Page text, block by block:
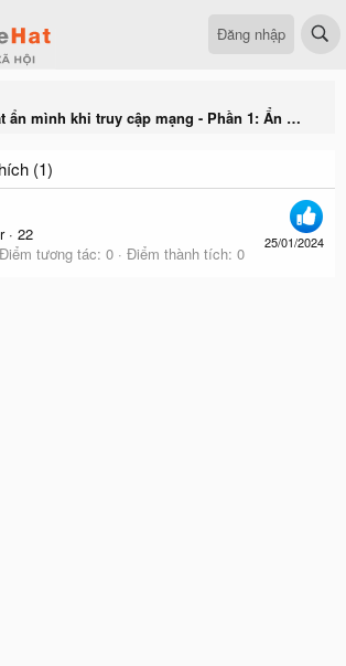
Đăng nhập
Tản mạn về kỹ thuật ẩn mình khi truy cập mạng - Phần 1: Ẩn mình
(1)
25/01/2024
· 22
Điểm tương tác 0 Điểm thành tích 0